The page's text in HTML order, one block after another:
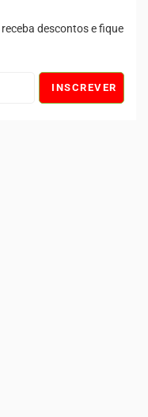
receba descontos e fique
INSCREVER